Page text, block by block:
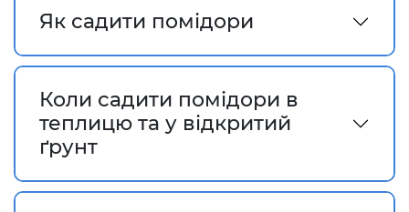
Як садити помідори
Коли садити помідори в
теплицю та у відкритий
ґрунт